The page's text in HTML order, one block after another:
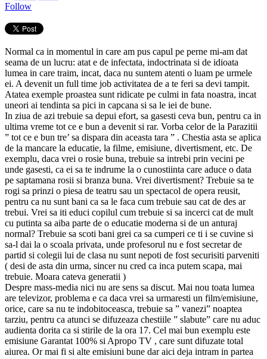
Follow
Normal ca in momentul in care am pus capul pe perne mi-am dat
seama de un lucru: atat e de infectata, indoctrinata si de idioata
lumea in care traim, incat, daca nu suntem atenti o luam pe urmele
ei. A devenit un full time job activitatea de a te feri sa devi tampit.
Atatea exemple proastea sunt ridicate pe culmi in fata noastra, incat
uneori ai tendinta sa pici in capcana si sa le iei de bune.
In ziua de azi trebuie sa depui efort, sa gasesti ceva bun, pentru ca in
ultima vreme tot ce e bun a devenit si rar. Vorba celor de la Parazitii
” tot ce e bun tre’ sa dispara din aceasta tara ” . Chestia asta se aplica
de la mancare la educatie, la filme, emisiune, divertisment, etc. De
exemplu, daca vrei o rosie buna, trebuie sa intrebi prin vecini pe
unde gasesti, ca ei sa te indrume la o cunostiinta care aduce o data
pe saptamana rosii si branza buna. Vrei divertisment? Trebuie sa te
rogi sa prinzi o piesa de teatru sau un spectacol de opera reusit,
pentru ca nu sunt bani ca sa le faca cum trebuie sau cat de des ar
trebui. Vrei sa iti educi copilul cum trebuie si sa incerci cat de mult
cu putinta sa aiba parte de o educatie moderna si de un anturaj
normal? Trebuie sa scoti bani grei ca sa cumperi ce ti i se cuvine si
sa-l dai la o scoala privata, unde profesorul nu e fost secretar de
partid si colegii lui de clasa nu sunt nepoti de fost securisiti parveniti
( desi de asta din urma, sincer nu cred ca inca putem scapa, mai
trebuie. Moara cateva generatii )
Despre mass-media nici nu are sens sa discut. Mai nou toata lumea
are televizor, problema e ca daca vrei sa urmaresti un film/emisiune,
orice, care sa nu te indobitoceasca, trebuie sa ” vanezi” noaptea
tarziu, pentru ca atunci se difuzeaza chestiile ” slabute” care nu aduc
audienta dorita ca si stirile de la ora 17. Cel mai bun exemplu este
emisiune Garantat 100% si Apropo TV , care sunt difuzate total
aiurea. Or mai fi si alte emisiuni bune dar aici deja intram in partea